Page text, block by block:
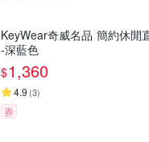
KeyWear奇威名品 簡約休閒
-深藍色
$1,360
4.9 (3)
券